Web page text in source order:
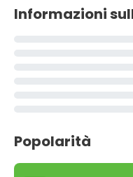
Informazioni
Popolarità